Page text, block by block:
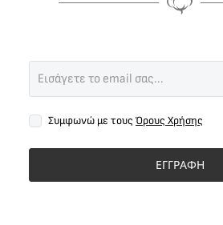
Συμφωνώ με τους Όρους Χρήσης
ΕΓΓΡΑΦΗ